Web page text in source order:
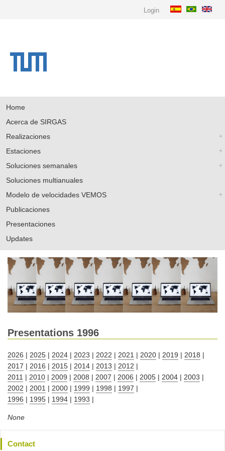
Login
Home
Acerca de SIRGAS
Realizaciones
Estaciones
Soluciones semanales
Soluciones multianuales
Modelo de velocidades VEMOS
Publicaciones
Presentaciones
Updates
Presentations 1996
2026 | 2025 | 2024 | 2023 | 2022 | 2021 | 2020 | 2019 | 2018 |
2017 | 2016 | 2015 | 2014 | 2013 | 2012 |
2011 | 2010 | 2009 | 2008 | 2007 | 2006 | 2005 | 2004 | 2003 |
2002 | 2001 | 2000 | 1999 | 1998 | 1997 |
1996 | 1995 | 1994 | 1993 |
None
Contact